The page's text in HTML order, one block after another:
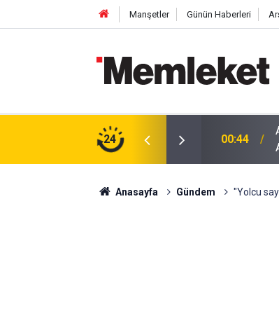
Manşetler Günün Haberleri
24
Otomobilde Şoke Eden Sonuç: 1.89 Promil
00:41
Anasayfa Gündem "Yolcu